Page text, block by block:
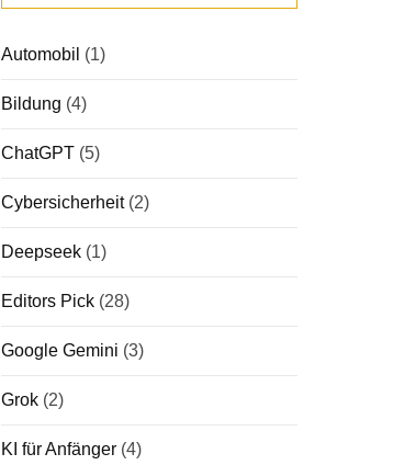
Automobil (1)
Bildung (4)
ChatGPT (5)
Cybersicherheit(2)
Deepseek (1)
Editors Pick (28)
Google Gemini (3)
Grok (2)
KI für Anfänger (4)